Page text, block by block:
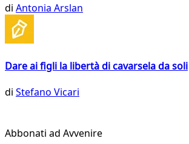
di Antonia Arslan
Dare ai figli la libertà di cavarsela da soli
di Stefano Vicari
Abbonati ad Avvenire